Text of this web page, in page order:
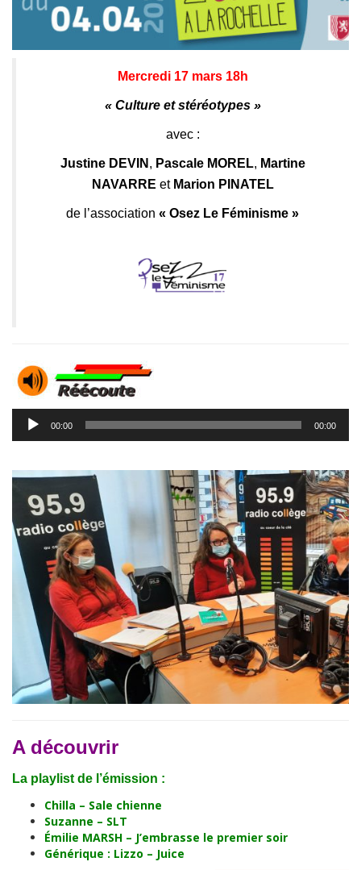
Mercredi 17 mars 18h
« Culture et stéréotypes »
avec :
Justine DEVIN , Pascale MOREL, Martine
NAVARRE et Marion PINATEL
de l’association « Osez Le Féminisme »
Lecteur
audio
00:00 00:00
A découvrir
La playlist de l’émission :
Chilla – Sale chienne
Suzanne – SLT
Émilie MARSH – J’embrasse le premier soir
Générique : Lizzo – Juice